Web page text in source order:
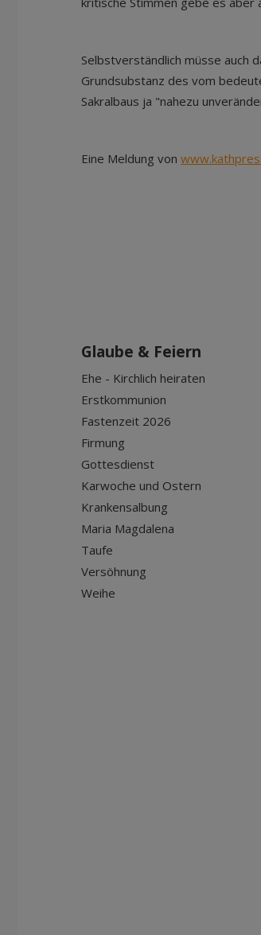
Selbstverständlich müsse auch
Grundsubstanz des vom
Sakralbaus ja "nahezu
Eine Meldung von
Glaube & Feiern
Ehe - Kirchlich heiraten
Erstkommunion
Fastenzeit 2026
Firmung
Gottesdienst
Karwoche und Ostern
Krankensalbung
Maria Magdalena
Taufe
Versöhnung
Weihe